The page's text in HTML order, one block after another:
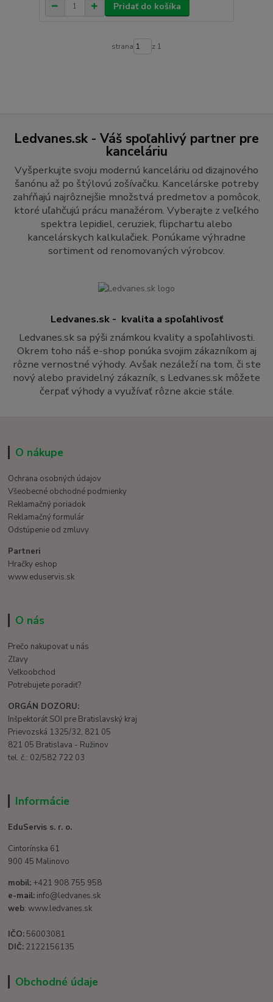
Pridať do košíka
strana z 1
Ledvanes.sk - Váš spoľahlivý partner pre
kanceláriu
Vyšperkujte svoju modernú kanceláriu od dizajnového
šanónu až po štýlovú zošívačku. Kancelárske potreby
zahŕňajú najrôznejšie množstvá predmetov a pomôcok,
ktoré uľahčujú prácu manažérom. Vyberajte z veľkého
spektra lepidiel, ceruziek, flipchartu alebo
kancelárskych kalkulačiek. Ponúkame výhradne
sortiment od renomovaných výrobcov.
Ledvanes.sk - kvalita a spoľahlivosť
Ledvanes.sk sa pýši známkou kvality a spoľahlivosti.
Okrem toho náš e-shop ponúka svojim zákazníkom aj
rôzne vernostné výhody. Avšak nezáleží na tom, či ste
nový alebo pravidelný zákazník, s Ledvanes.sk môžete
čerpať výhody a využívať rôzne akcie stále.
O nákupe
Ochrana osobných údajov
Všeobecné obchodné podmienky
Reklamačný poriadok
Reklamačný formulár
Odstúpenie od zmluvy
Partneri
Hračky eshop
www.eduservis.sk
O nás
Prečo nakupovať u nás
Zľavy
Veľkoobchod
Potrebujete poradiť?
ORGÁN DOZORU:
Inšpektorát SOI pre Bratislavský kraj
Prievozská 1325/32, 821 05
821 05 Bratislava - Ružinov
tel. č.: 02/582 722 03
Informácie
EduServis s. r. o.
Cintorínska 61
900 45 Malinovo
mobil: +421 908 755 958
e-mail: info@ledvanes.sk
web: www.ledvanes.sk
IČO: 56003081
DIČ: 2122156135
Obchodné údaje